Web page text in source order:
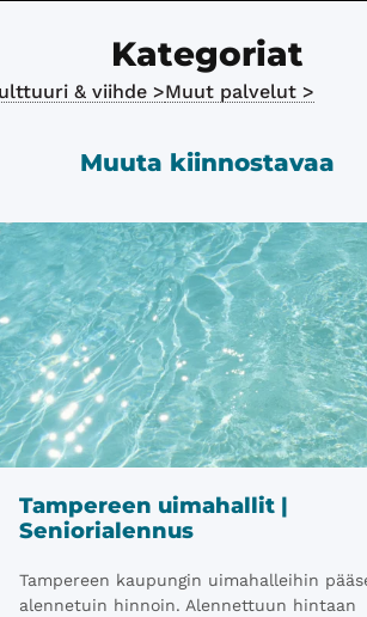
Kategoriat
& viihde >Muut palvelut >
Muuta kiinnostavaa
Tampereen uimahallit |
Seniorialennus
Tampereen kaupungin uimahalleihin
alennetuin hinnoin. Alennettuun hintaan